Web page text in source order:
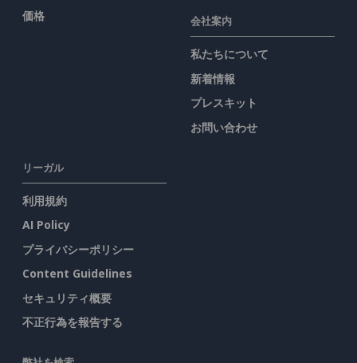
価格
会社案内
私たちについて
新着情報
プレスキット
お問い合わせ
リーガル
利用規約
AI Policy
プライバシーポリシー
Content Guidelines
セキュリティ概要
不正行為を報告する